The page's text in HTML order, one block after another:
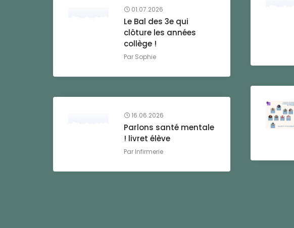
01.07.2026
Le Bal des 3e qui
clôture les années
collège !
Par Sophie
16.06.2026
Parlons santé mentale
! livret élève
Par Infirmerie